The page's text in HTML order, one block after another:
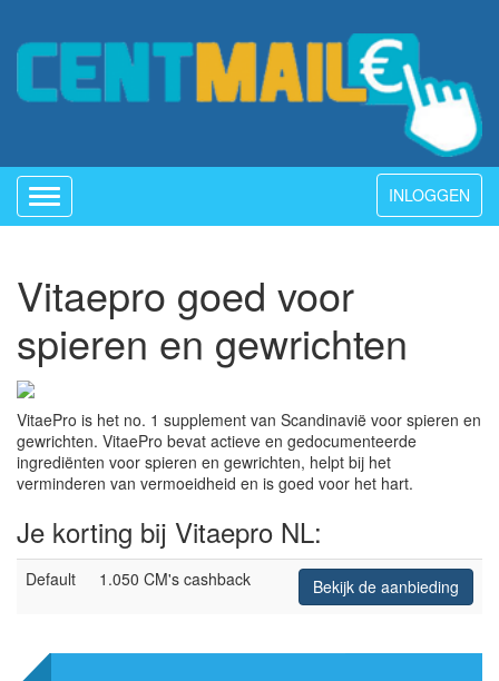
Toggle
navigation
INLOGGEN
Vitaepro goed voor
spieren en gewrichten
VitaePro is het no. 1 supplement van Scandinavië voor spieren en
gewrichten. VitaePro bevat actieve en gedocumenteerde
ingrediënten voor spieren en gewrichten, helpt bij het
verminderen van vermoeidheid en is goed voor het hart.
Je korting bij Vitaepro NL:
Default 1.050 CM's cashback Bekijk de aanbieding